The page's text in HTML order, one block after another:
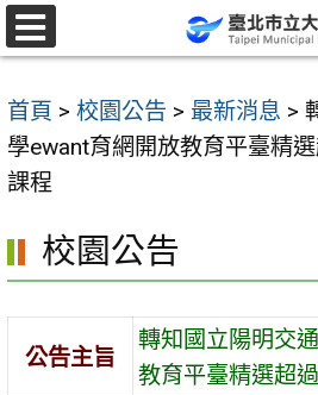
跳
至
要
內
容
首頁 > 校園公告 > 最新消息 >
學ewant育網開放教育平臺精
課程
校園公告
公告主旨
轉知國立陽明交
教育平臺精選超
選
單